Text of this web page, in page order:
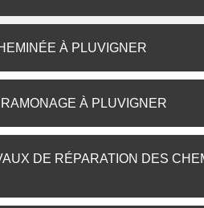
À PLUVIGNER
À PLUVIGNER
DE RÉPARATION DES